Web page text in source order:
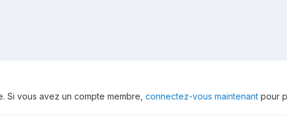
Si vous avez un compte membre, connectez-vous maintenant pour